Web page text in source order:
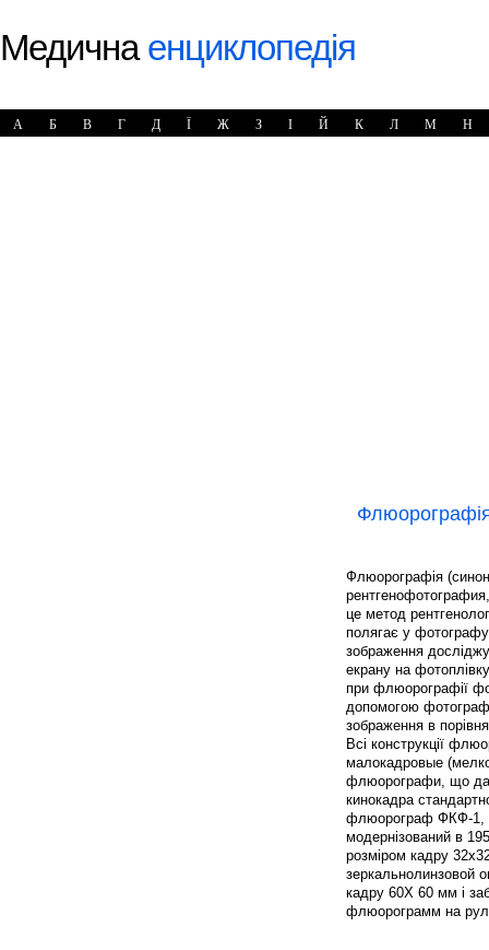
Медичнаенциклопедія
А Б В Г Д Ї Ж З І Й К Л М Н
Флюорографія
це метод
полягає у
зображення
екрану на
при флюорографії
допомогою
зображення в
Всі конструкції
малокадровые
флюорографи, що
кинокадра
флюорограф ФКФ-1,
модернізований в
розміром кадру
зеркальнолинзовой
кадру 60X 60 мм і
флюорограмм на